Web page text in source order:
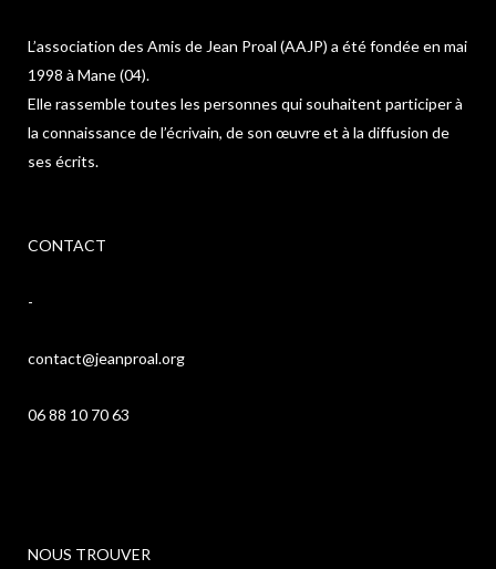
L’association des Amis de Jean Proal (AAJP) a été fondée en mai
1998 à Mane (04).
Elle rassemble toutes les personnes qui souhaitent participer à
la connaissance de l’écrivain, de son œuvre et à la diffusion de
ses écrits.
CONTACT
-
contact@jeanproal.org
06 88 10 70 63
NOUS TROUVER